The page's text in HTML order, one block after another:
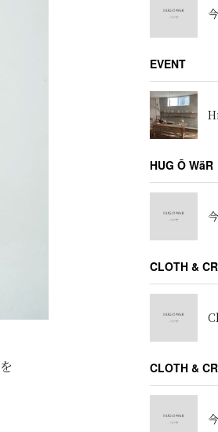
EVENT
HUG Ō WäR
CLOTH &
CLOTH &